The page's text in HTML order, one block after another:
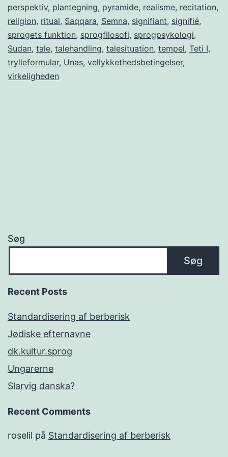
perspektiv, plantegning, pyramide, realisme, recitation,
religion, ritual, Saqqara, Semna, signifiant, signifié,
sprogets funktion, sprogfilosofi, sprogpsykologi,
Sudan, tale, talehandling, talesituation, tempel, Teti I,
trylleformular, Unas, vellykkethedsbetingelser,
virkeligheden
Søg
Søg
Recent Posts
Standardisering af berberisk
Jødiske efternavne
dk.kultur.sprog
Ungarerne
Slarvig danska?
Recent Comments
roselil på Standardisering af berberisk